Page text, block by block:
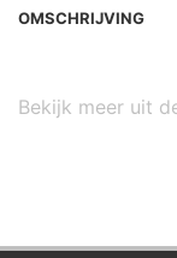
OMSCHRIJVING
Bekijk meer uit